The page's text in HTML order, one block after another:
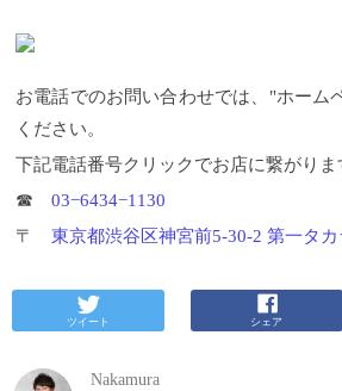
お電話でのお問い合わせでは、"ホーム
ください。
下記電話番号クリックでお店に繋がりま
☎︎ 03−6434−1130
〒 東京都渋谷区神宮前5-30-2 第一タカ
ツイート シェア
Nakamura